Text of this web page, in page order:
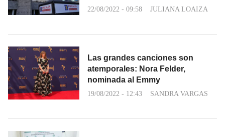
22/08/2022 - 09:58 JULIANA LOAIZA
Las grandes canciones son
atemporales: Nora Felder,
nominada al Emmy
19/08/2022 - 12:43 SANDRA VARGAS